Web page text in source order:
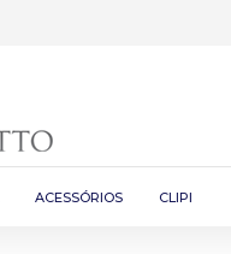
ACESSÓRIOS CLIPI